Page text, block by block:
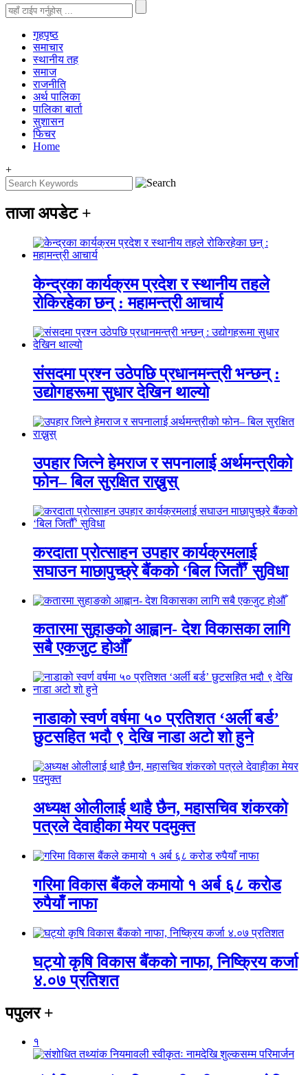
गृहपृष्‍ठ
समाचार
स्थानीय तह
समाज
राजनीति
अर्थ पालिका
पालिका बार्ता
सुशासन
फिचर
Home
+
ताजा अपडेट +
केन्द्रका कार्यक्रम प्रदेश र स्थानीय तहले
रोकिरहेका छन् : महामन्त्री आचार्य
संसदमा प्रश्न उठेपछि प्रधानमन्त्री भन्छन् :
उद्योगहरूमा सुधार देखिन थाल्यो
उपहार जित्ने हेमराज र सपनालाई अर्थमन्त्रीको
फोन– बिल सुरक्षित राख्नुस्
करदाता प्रोत्साहन उपहार कार्यक्रमलाई
सघाउन माछापुच्छ्रे बैंकको ‘बिल जितौँ’ सुविधा
कतारमा सुहाङकाे आह्वान- देश विकासका लागि
सबै एकजुट होऔँ
नाडाको स्वर्ण वर्षमा ५० प्रतिशत ‘अर्ली बर्ड’
छुटसहित भदौ ९ देखि नाडा अटो शो हुने
अध्यक्ष ओलीलाई थाहै छैन, महासचिव शंकरको
पत्रले देवाहीका मेयर पदमुक्त
गरिमा विकास बैंकले कमायो १ अर्ब ६८ करोड
रुपैयाँ नाफा
घट्यो कृषि विकास बैंकको नाफा, निष्क्रिय कर्जा
४.०७ प्रतिशत
पपुलर+
१